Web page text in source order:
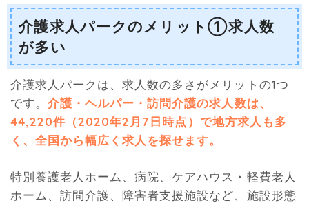
介護求人パークのメリット①求人数
が多い
介護求人パークは、求人数の多さがメリットの1つ
です。介護・ヘルパー・訪問介護の求人数は、
44,220件（2020年2月7日時点）で地方求人も多
く、全国から幅広く求人を探せます。
特別養護老人ホーム、病院、ケアハウス・軽費老人
ホーム、訪問介護、障害者支援施設など、施設形態